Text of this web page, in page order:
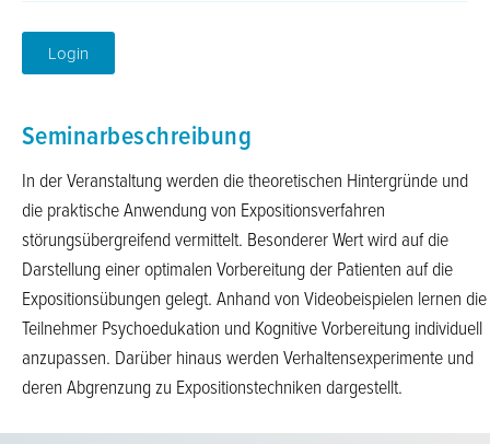
Login
Seminarbeschreibung
In der Veranstaltung werden die theoretischen Hintergründe und
die praktische Anwendung von Expositionsverfahren
störungsübergreifend vermittelt. Besonderer Wert wird auf die
Darstellung einer optimalen Vorbereitung der Patienten auf die
Expositionsübungen gelegt. Anhand von Videobeispielen lernen die
Teilnehmer Psychoedukation und Kognitive Vorbereitung individuell
anzupassen. Darüber hinaus werden Verhaltensexperimente und
deren Abgrenzung zu Expositionstechniken dargestellt.